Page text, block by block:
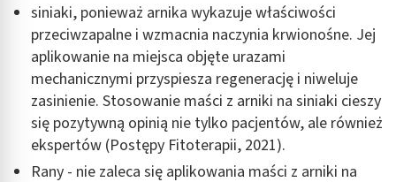
siniaki, ponieważ arnika wykazuje właściwości
przeciwzapalne i wzmacnia naczynia krwionośne. Jej
aplikowanie na miejsca objęte urazami
mechanicznymi przyspiesza regenerację i niweluje
zasinienie. Stosowanie maści z arniki na siniaki cieszy
się pozytywną opinią nie tylko pacjentów, ale również
ekspertów (Postępy Fitoterapii, 2021).
Rany - nie zaleca się aplikowania maści z arniki na